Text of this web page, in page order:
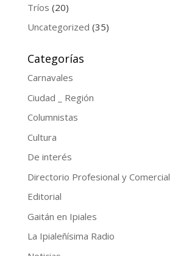
Tríos (20)
Uncategorized (35)
Categorías
Carnavales
Ciudad _ Región
Columnistas
Cultura
De interés
Directorio Profesional y Comercial
Editorial
Gaitán en Ipiales
La Ipialeñísima Radio